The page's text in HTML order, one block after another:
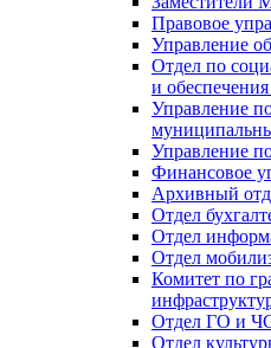
Правовое
Управление
Отдел по
и
Управление
Управление
Финансовое
Архивный
Отдел
Отдел
Отдел
Комитет по
Отдел ГО и
Отдел